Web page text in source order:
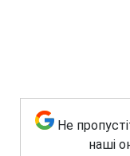
Не
наші